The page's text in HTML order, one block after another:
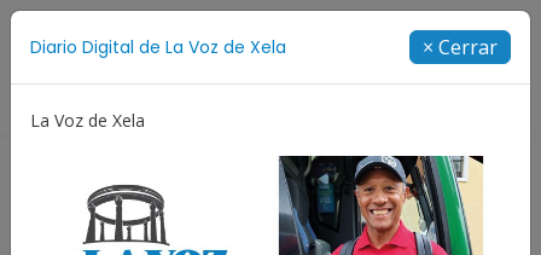
Diario Digital de La Voz de Xela × Cerrar
La Voz de Xela